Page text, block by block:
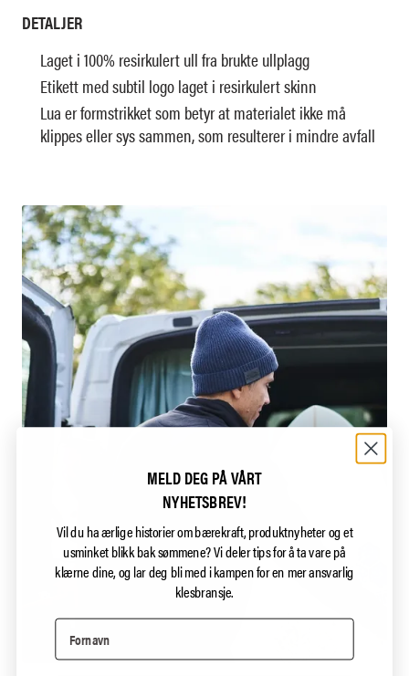
DETALJER
Laget i 100% resirkulert ull fra brukte ullplagg
Etikett med subtil logo laget i resirkulert skinn
Lua er formstrikket som betyr at materialet ikke må
klippes eller sys sammen, som resulterer i mindre avfall
MELD DEG PÅ VÅRT
NYHETSBREV!
Vil du ha ærlige historier om bærekraft, produktnyheter og et
usminket blikk bak sømmene?Vi deler tips for å ta vare på
klærne dine, og lar deg bli med i kampen for en mer ansvarlig
klesbransje.